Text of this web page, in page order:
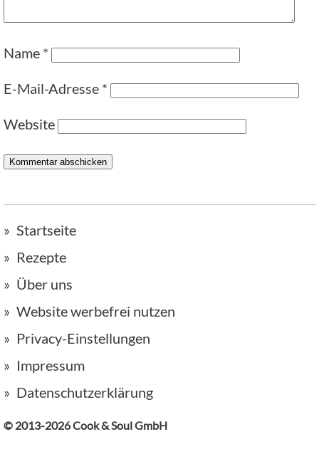
Name *
E-Mail-Adresse *
Website
Startseite
Rezepte
Über uns
Website werbefrei nutzen
Privacy-Einstellungen
Impressum
Datenschutzerklärung
© 2013-2026 Cook & Soul GmbH